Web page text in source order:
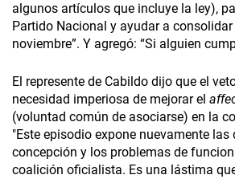
algunos artículos que incluye la ley),
Partido Nacional y ayudar a
noviembre”. Y agregó: “Si alguien
El represente de Cabildo dijo que el
necesidad imperiosa de mejorar el
(voluntad común de asociarse) en la
"Este episodio expone nuevamente las
concepción y los problemas de
coalición oficialista. Es una lástima